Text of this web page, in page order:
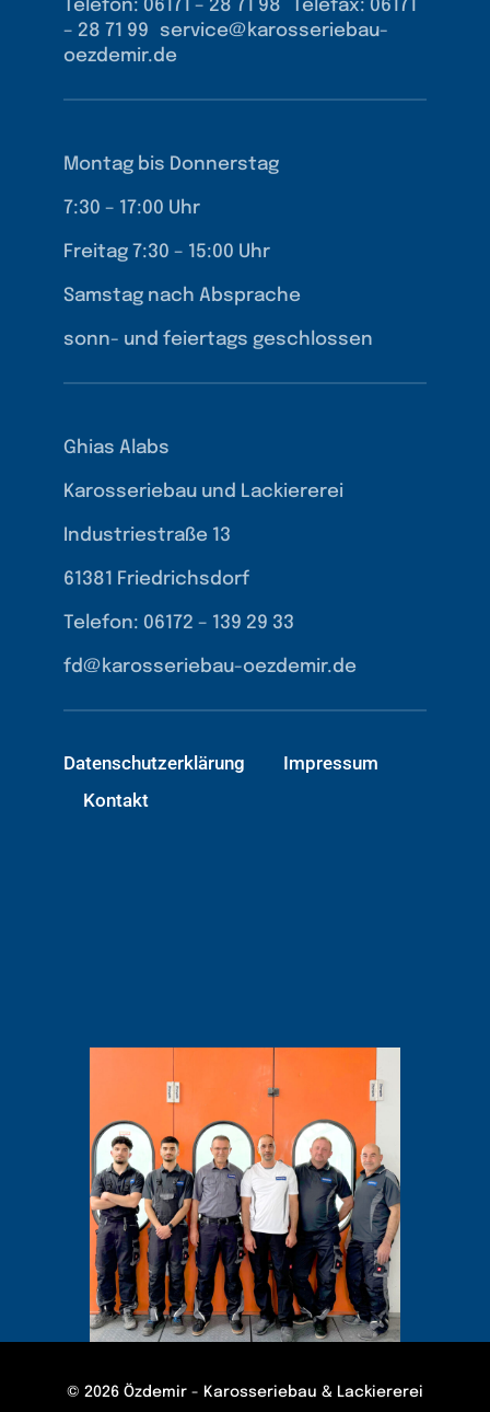
Telefon: 06171 – 28 71 98 Telefax: 06171
– 28 71 99 service@karosseriebau-
oezdemir.de
Montag bis Donnerstag
7:30 – 17:00 Uhr
Freitag 7:30 – 15:00 Uhr
Samstag nach Absprache
sonn- und feiertags geschlossen
Ghias Alabs
Karosseriebau und Lackiererei
Industriestraße 13
61381 Friedrichsdorf
Telefon: 06172 – 139 29 33
fd@karosseriebau-oezdemir.de
Datenschutzerklärung
Impressum
Kontakt
© 2026 Özdemir - Karosseriebau & Lackiererei